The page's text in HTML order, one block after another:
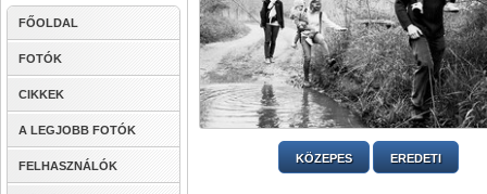
FŐOLDAL
FOTÓK
CIKKEK
A LEGJOBB FOTÓK
FELHASZNÁLÓK
KÖZEPES EREDETI